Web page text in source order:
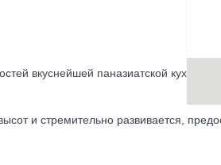
вкуснейшей паназиатской кухней и
и стремительно развивается,